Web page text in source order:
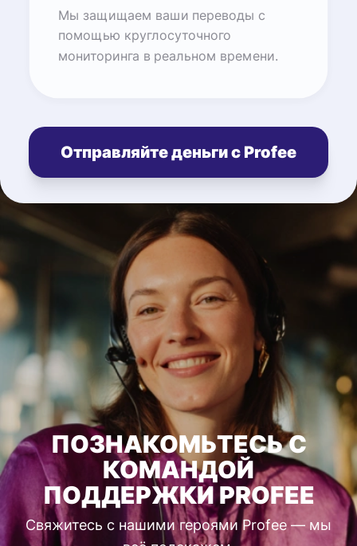
Мы защищаем ваши переводы с
помощью круглосуточного
мониторинга в реальном времени.
Отправляйте деньги с Profee
ПОЗНАКОМЬТЕСЬ С
КОМАНДОЙ
ПОДДЕРЖКИ PROFEE
Свяжитесь с нашими героями Profee — мы